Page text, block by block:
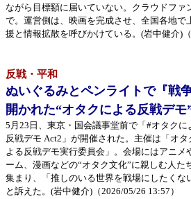
ながら目標額に届いていない。クラウドファ
で。運営側は、映画を完成させ、全国各地で
援と情報拡散を呼びかけている。(岩中健介)
反戦・平和
ぬいぐるみとペンライトで『戦
開かれた“オタクによる反戦デモ
5月23日、東京・国会議事堂前で「#オタクに
反戦デモ Act2」が開催された。主催は「オタ
よる反戦デモ実行委員会」。会場にはアニメ
ーム、漫画などの“オタク文化”に親しむ人た
集まり、「推しのいる世界を戦場にしたくな
と訴えた。(岩中健介)（2026/05/26 13:57）